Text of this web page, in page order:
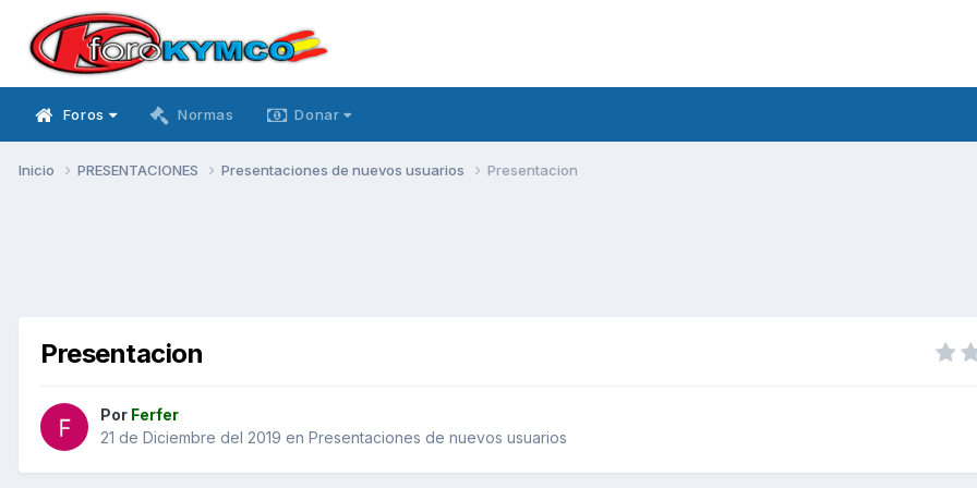
Foros Normas Donar
Inicio PRESENTACIONES Presentaciones de nuevos usuarios Presentacion
Presentacion
Por Ferfer
21 de Diciembre del 2019 en Presentaciones de nuevos usuarios